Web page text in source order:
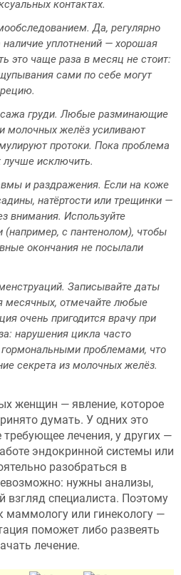
контактах.
Да, регулярно
наличие уплотнений — хорошая
это чаще раза в месяц не стоит:
сами по себе могут
груди. Любые разминающие
молочных желёз усиливают
протоки. Пока проблема
исключить.
и раздражения. Если на коже
натёртости или трещинки —
внимания. Используйте
с пантенолом), чтобы
окончания не посылали
Записывайте даты
месячных, отмечайте любые
очень пригодится врачу при
нарушения цикла часто
проблемами, что
секрета из молочных желёз.
женщин — явление, которое
думать. У одних это
требующее лечения, у других —
эндокринной системы или
разобраться в
нужны анализы,
взгляд специалиста. Поэтому
маммологу или гинекологу —
поможет либо развеять
лечение.